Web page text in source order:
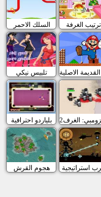
السلك الاحمر ترتيب الغرفة
تلبيس نيكي القديمة الاصلية
بلياردو احترافية الغرف2
هجوم القرش استراتيجية